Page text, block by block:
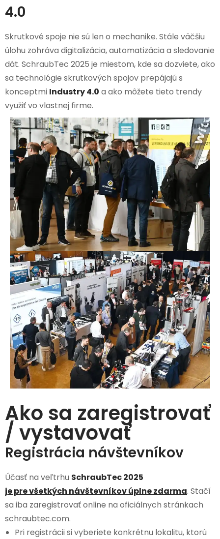
4.0
Skrutkové spoje nie sú len o mechanike. Stále väčšiu
úlohu zohráva digitalizácia, automatizácia a sledovanie
dát. SchraubTec 2025 je miestom, kde sa dozviete, ako
sa technológie skrutkových spojov prepájajú s
konceptmi Industry 4.0 a ako môžete tieto trendy
využiť vo vlastnej firme.
Ako sa zaregistrovať
/ vystavovať
Registrácia návštevníkov
Účasť na veľtrhu SchraubTec 2025
je pre všetkých návštevníkov úplne zdarma. Stačí
sa iba zaregistrovať online na oficiálnych stránkach
schraubtec.com.
Pri registrácii si vyberiete konkrétnu lokalitu, ktorú